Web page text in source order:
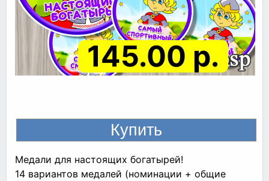
145.00 р.
Медали для настоящих богатырей!
14 вариантов медалей (номинации + общие